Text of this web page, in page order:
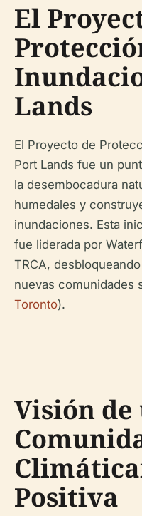
El
Lands
El Proyecto de
Port Lands fue un
la desembocadura
humedales y
inundaciones. Esta
fue liderada por
TRCA,
nuevas comunidades
Toronto).
Visión de
Positiva